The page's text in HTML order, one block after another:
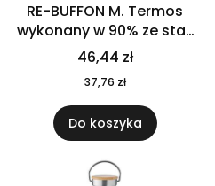
RE-BUFFON M. Termos
wykonany w 90% ze stali
nierdzewnej
pochodzącej z
recyklingu 520 ml 94294
46,44 zł
37,76 zł
Do koszyka